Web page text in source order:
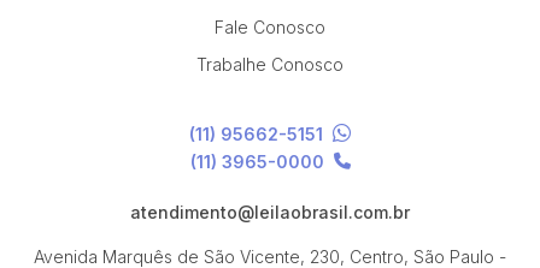
Fale Conosco
Trabalhe Conosco
(11) 95662-5151
(11) 3965-0000
atendimento@leilaobrasil.com.br
Avenida Marquês de São Vicente, 230, Centro, São Paulo -